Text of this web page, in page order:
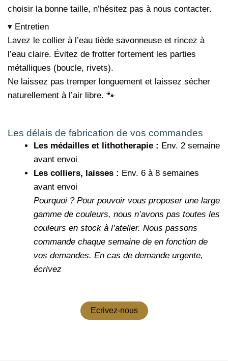
choisir la bonne taille, n’hésitez pas à nous contacter.
▾ Entretien
Lavez le collier à l’eau tiède savonneuse et rincez à
l’eau claire. Évitez de frotter fortement les parties
métalliques (boucle, rivets).
Ne laissez pas tremper longuement et laissez sécher
naturellement à l’air libre. 🐾
Les délais de fabrication de vos commandes
Les médailles et lithotherapie : Env. 2 semaine
avant envoi
Les colliers, laisses : Env. 6 à 8 semaines
avant envoi
Pourquoi ? Pour pouvoir vous proposer une large
gamme de couleurs, nous n’avons pas toutes les
couleurs en stock à l’atelier. Nous passons
commande chaque semaine de en fonction de
vos demandes. En cas de demande urgente,
écrivez
Ecrivez-nous